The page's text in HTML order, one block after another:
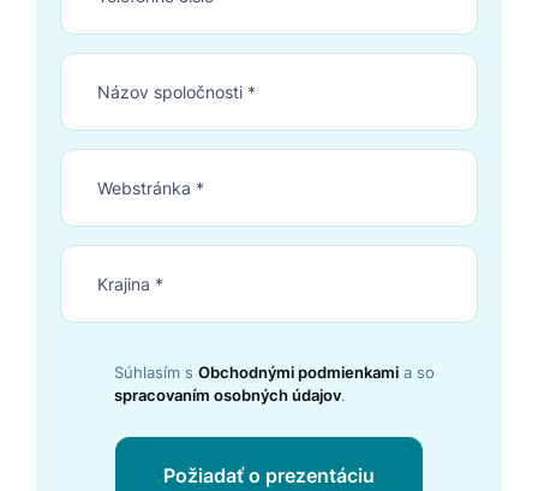
Súhlasím s Obchodnými podmienkami a so
spracovaním osobných údajov.
Požiadať o prezentáciu